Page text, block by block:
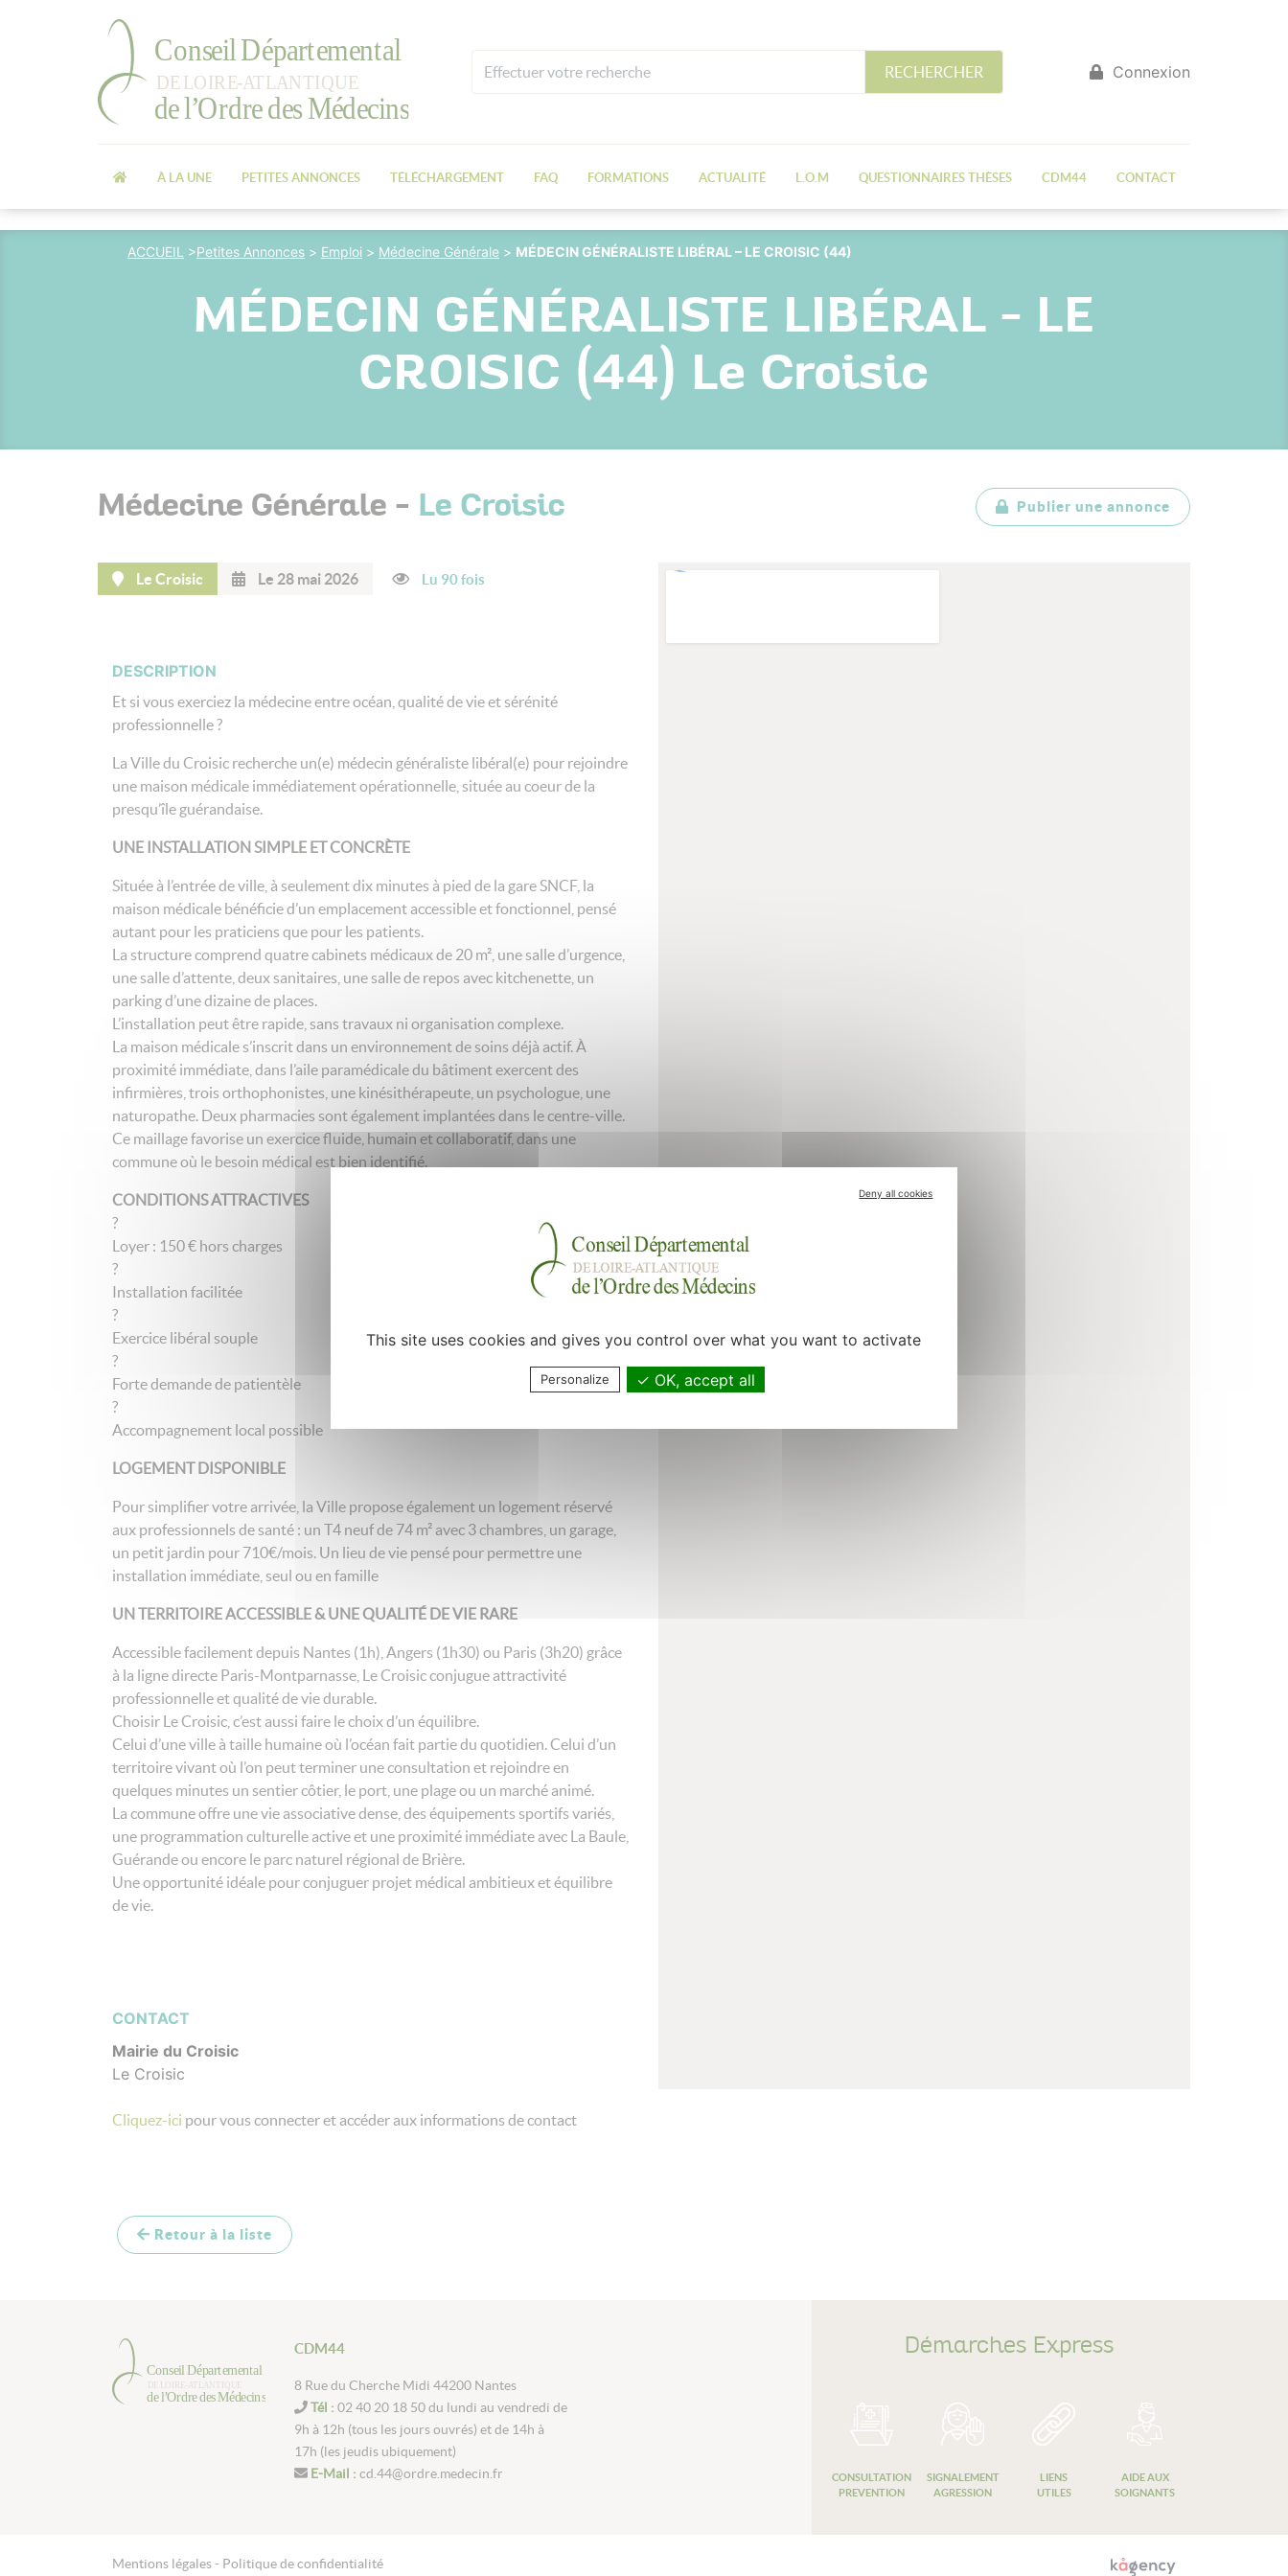
RECHERCHER Connexion
À LA UNE PETITES ANNONCES TÉLÉCHARGEMENT FAQ FORMATIONS ACTUALITÉ L.O.M QUESTIONNAIRES THÈSES CDM44 CONTACT
ACCUEIL >Petites Annonces > Emploi > Médecine Générale > MÉDECIN GÉNÉRALISTE LIBÉRAL – LE CROISIC (44)
MÉDECIN GÉNÉRALISTE LIBÉRAL – LE
CROISIC (44) Le Croisic
Médecine Générale - Le Croisic Publier une annonce
Le Croisic Le 28 mai 2026 Lu 90 fois
DESCRIPTION
Et si vous exerciez la médecine entre océan, qualité de vie et sérénité
professionnelle ?
La Ville du Croisic recherche un(e) médecin généraliste libéral(e) pour rejoindre
une maison médicale immédiatement opérationnelle, située au coeur de la
presqu’île guérandaise.
UNE INSTALLATION SIMPLE ET CONCRÈTE
Située à l’entrée de ville, à seulement dix minutes à pied de la gare SNCF, la
maison médicale bénéficie d’un emplacement accessible et fonctionnel, pensé
autant pour les praticiens que pour les patients.
La structure comprend quatre cabinets médicaux de 20 m², une salle d’urgence,
une salle d’attente, deux sanitaires, une salle de repos avec kitchenette, un
parking d’une dizaine de places.
L’installation peut être rapide, sans travaux ni organisation complexe.
La maison médicale s’inscrit dans un environnement de soins déjà actif. À
proximité immédiate, dans l’aile paramédicale du bâtiment exercent des
infirmières, trois orthophonistes, une kinésithérapeute, un psychologue, une
naturopathe. Deux pharmacies sont également implantées dans le centre-ville.
Ce maillage favorise un exercice fluide, humain et collaboratif, dans une
commune où le besoin médical est bien identifié.
CONDITIONS ATTRACTIVES
?
Loyer : 150 € hors charges
?
Installation facilitée
?
Exercice libéral souple
?
Forte demande de patientèle
?
Accompagnement local possible
LOGEMENT DISPONIBLE
Pour simplifier votre arrivée, la Ville propose également un logement réservé
aux professionnels de santé : un T4 neuf de 74 m² avec 3 chambres, un garage,
un petit jardin pour 710€/mois. Un lieu de vie pensé pour permettre une
installation immédiate, seul ou en famille
UN TERRITOIRE ACCESSIBLE & UNE QUALITÉ DE VIE RARE
Accessible facilement depuis Nantes (1h), Angers (1h30) ou Paris (3h20) grâce
à la ligne directe Paris-Montparnasse, Le Croisic conjugue attractivité
professionnelle et qualité de vie durable.
Choisir Le Croisic, c’est aussi faire le choix d’un équilibre.
Celui d’une ville à taille humaine où l’océan fait partie du quotidien. Celui d’un
territoire vivant où l’on peut terminer une consultation et rejoindre en
quelques minutes un sentier côtier, le port, une plage ou un marché animé.
La commune offre une vie associative dense, des équipements sportifs variés,
une programmation culturelle active et une proximité immédiate avec La Baule,
Guérande ou encore le parc naturel régional de Brière.
Une opportunité idéale pour conjuguer projet médical ambitieux et équilibre
de vie.
CONTACT
Mairie du Croisic
Le Croisic
Cliquez-ici pour vous connecter et accéder aux informations de contact
Retour à la liste
CDM44
8 Rue du Cherche Midi 44200 Nantes
Tél : 02 40 20 18 50 du lundi au vendredi de
9h à 12h (tous les jours ouvrés) et de 14h à
17h (les jeudis ubiquement)
E-Mail : cd.44@ordre.medecin.fr
Démarches Express
CONSULTATION
PREVENTION
SIGNALEMENT
AGRESSION
LIENS
UTILES
AIDE AUX
SOIGNANTS
Mentions légales - Politique de confidentialité
Deny all cookies
This site uses cookies and gives you control over what you want to activate
Personalize OK, accept all